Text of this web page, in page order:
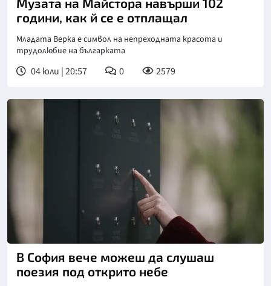
години, как й се е отплащал
Младата Верка е символ на непреходната красота и
трудолюбие на българката
04 юли | 20:57 0 2579
В София вече можеш да слушаш
поезия под открито небе